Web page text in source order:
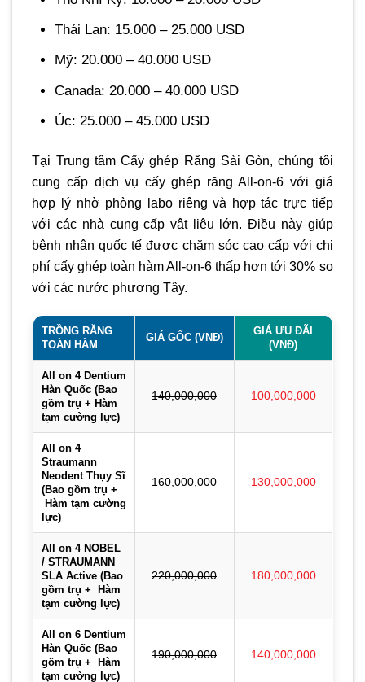
Thái Lan: 15.000 – 25.000 USD
Mỹ: 20.000 – 40.000 USD
Canada: 20.000 – 40.000 USD
Úc: 25.000 – 45.000 USD
Tại Trung tâm Cấy ghép Răng Sài Gòn, chúng tôi
cung cấp dịch vụ cấy ghép răng All-on-6 với giá
hợp lý nhờ phòng labo riêng và hợp tác trực tiếp
với các nhà cung cấp vật liệu lớn. Điều này giúp
bệnh nhân quốc tế được chăm sóc cao cấp với chi
phí cấy ghép toàn hàm All-on-6 thấp hơn tới 30% so
với các nước phương Tây.
TRỒNG RĂNG
TOÀN HÀM
GIÁ GỐC (VNĐ)
GIÁ ƯU ĐÃI
(VNĐ)
All on 4 Dentium
Hàn Quốc (Bao
gồm trụ + Hàm
tạm cường lực)
140,000,000 100,000,000
All on 4
Straumann
Neodent Thụy Sĩ
(Bao gồm trụ +
Hàm tạm cường
lực)
160,000,000 130,000,000
All on 4 NOBEL
/ STRAUMANN
SLA Active (Bao
gồm trụ + Hàm
tạm cường lực)
220,000,000 180,000,000
All on 6 Dentium
Hàn Quốc (Bao
gồm trụ + Hàm
tạm cường lực)
190,000,000 140,000,000